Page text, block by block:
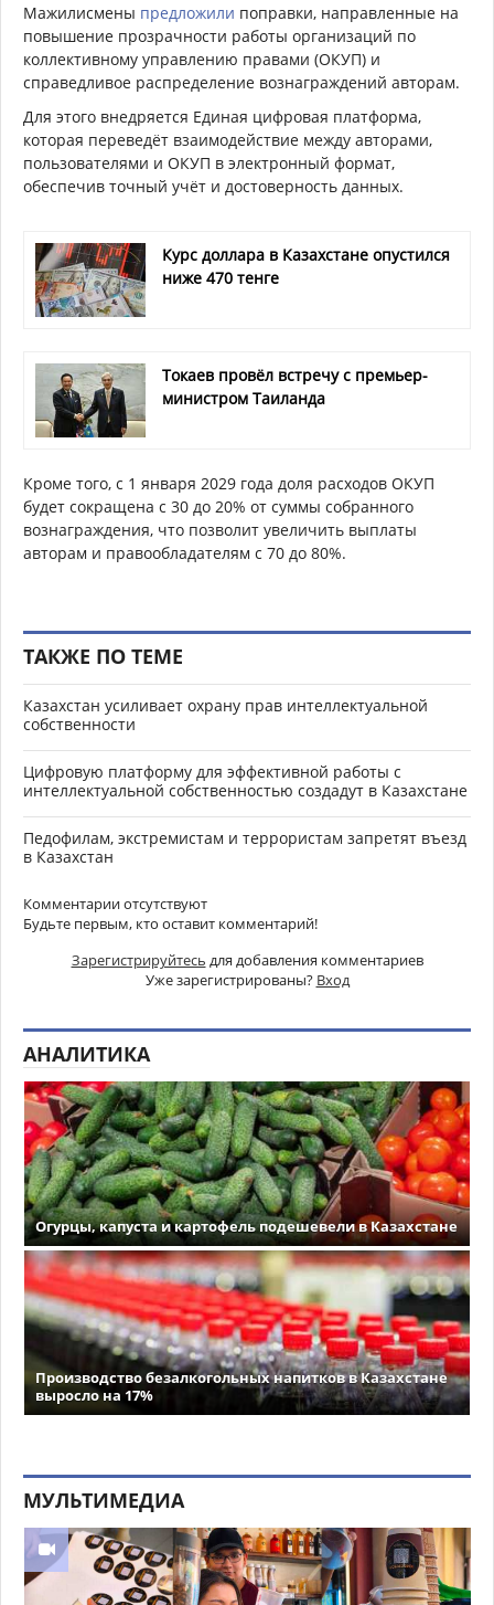
Мажилисмены предложили поправки, направленные на
повышение прозрачности работы организаций по
коллективному управлению правами (ОКУП) и
справедливое распределение вознаграждений авторам.
Для этого внедряется Единая цифровая платформа,
которая переведёт взаимодействие между авторами,
пользователями и ОКУП в электронный формат,
обеспечив точный учёт и достоверность данных.
Курс доллара в Казахстане опустился
ниже 470 тенге
Токаев провёл встречу с премьер-
министром Таиланда
Кроме того, с 1 января 2029 года доля расходов ОКУП
будет сокращена с 30 до 20% от суммы собранного
вознаграждения, что позволит увеличить выплаты
авторам и правообладателям с 70 до 80%.
ТАКЖЕ ПО ТЕМЕ
Казахстан усиливает охрану прав интеллектуальной
собственности
Цифровую платформу для эффективной работы с
интеллектуальной собственностью создадут в Казахстане
Педофилам, экстремистам и террористам запретят въезд
в Казахстан
Комментарии отсутствуют
Будьте первым, кто оставит комментарий!
Зарегистрируйтесь для добавления комментариев
Уже зарегистрированы? Вход
АНАЛИТИКА
Огурцы, капуста и картофель подешевели в Казахстане
Производство безалкогольных напитков в Казахстане
выросло на 17%
МУЛЬТИМЕДИА